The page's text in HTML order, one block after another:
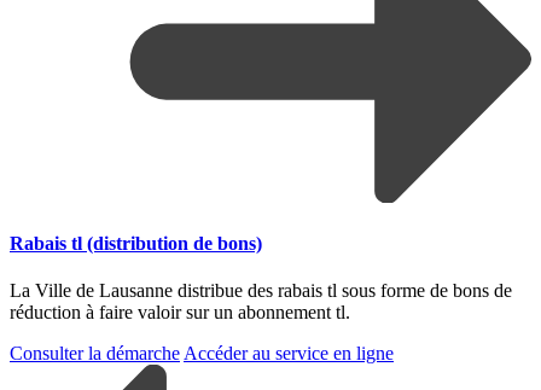
Rabais tl (distribution de bons)
La Ville de Lausanne distribue des rabais tl sous forme de bons de
réduction à faire valoir sur un abonnement tl.
Consulter la démarche Accéder au service en ligne